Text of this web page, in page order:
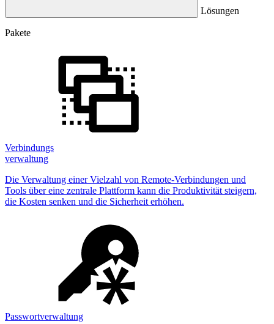
Lösungen
Pakete
Verbindungs
verwaltung
Die Verwaltung einer Vielzahl von Remote-Verbindungen und
Tools über eine zentrale Plattform kann die Produktivität steigern,
die Kosten senken und die Sicherheit erhöhen.
Passwortverwaltung